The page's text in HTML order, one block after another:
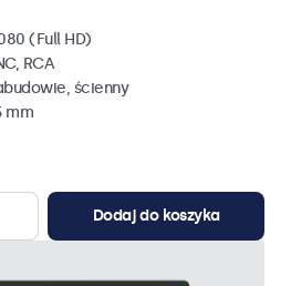
(Full HD)
RCA
ścienny
mm
Dodaj do koszyka